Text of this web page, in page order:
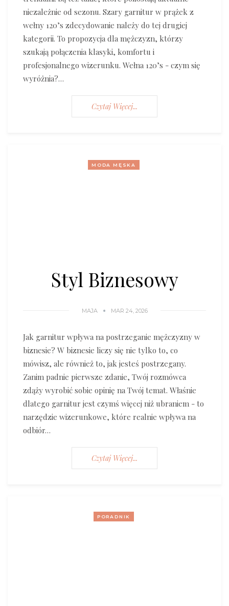
niezależnie od sezonu. Szary garnitur w prążek z
wełny 120’s zdecydowanie należy do tej drugiej
kategorii. To propozycja dla mężczyzn, którzy
szukają połączenia klasyki, komfortu i
profesjonalnego wizerunku. Wełna 120’s - czym się
wyróżnia?…
Czytaj Więcej...
MODA MĘSKA
Styl Biznesowy
MAJA MAR 24, 2026
Jak garnitur wpływa na postrzeganie mężczyzny w
biznesie? W biznesie liczy się nie tylko to, co
mówisz, ale również to, jak jesteś postrzegany.
Zanim padnie pierwsze zdanie, Twój rozmówca
zdąży wyrobić sobie opinię na Twój temat. Właśnie
dlatego garnitur jest czymś więcej niż ubraniem - to
narzędzie wizerunkowe, które realnie wpływa na
odbiór…
Czytaj Więcej...
PORADNIK